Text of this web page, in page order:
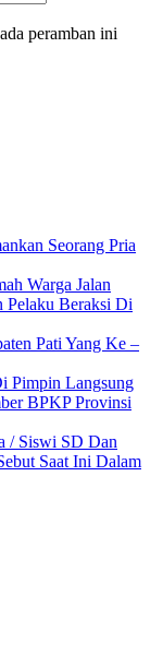
peramban ini
Seorang Pria
Warga Jalan
Pelaku Beraksi Di
Pati Yang Ke –
Pimpin Langsung
BPKP Provinsi
/ Siswi SD Dan
Saat Ini Dalam